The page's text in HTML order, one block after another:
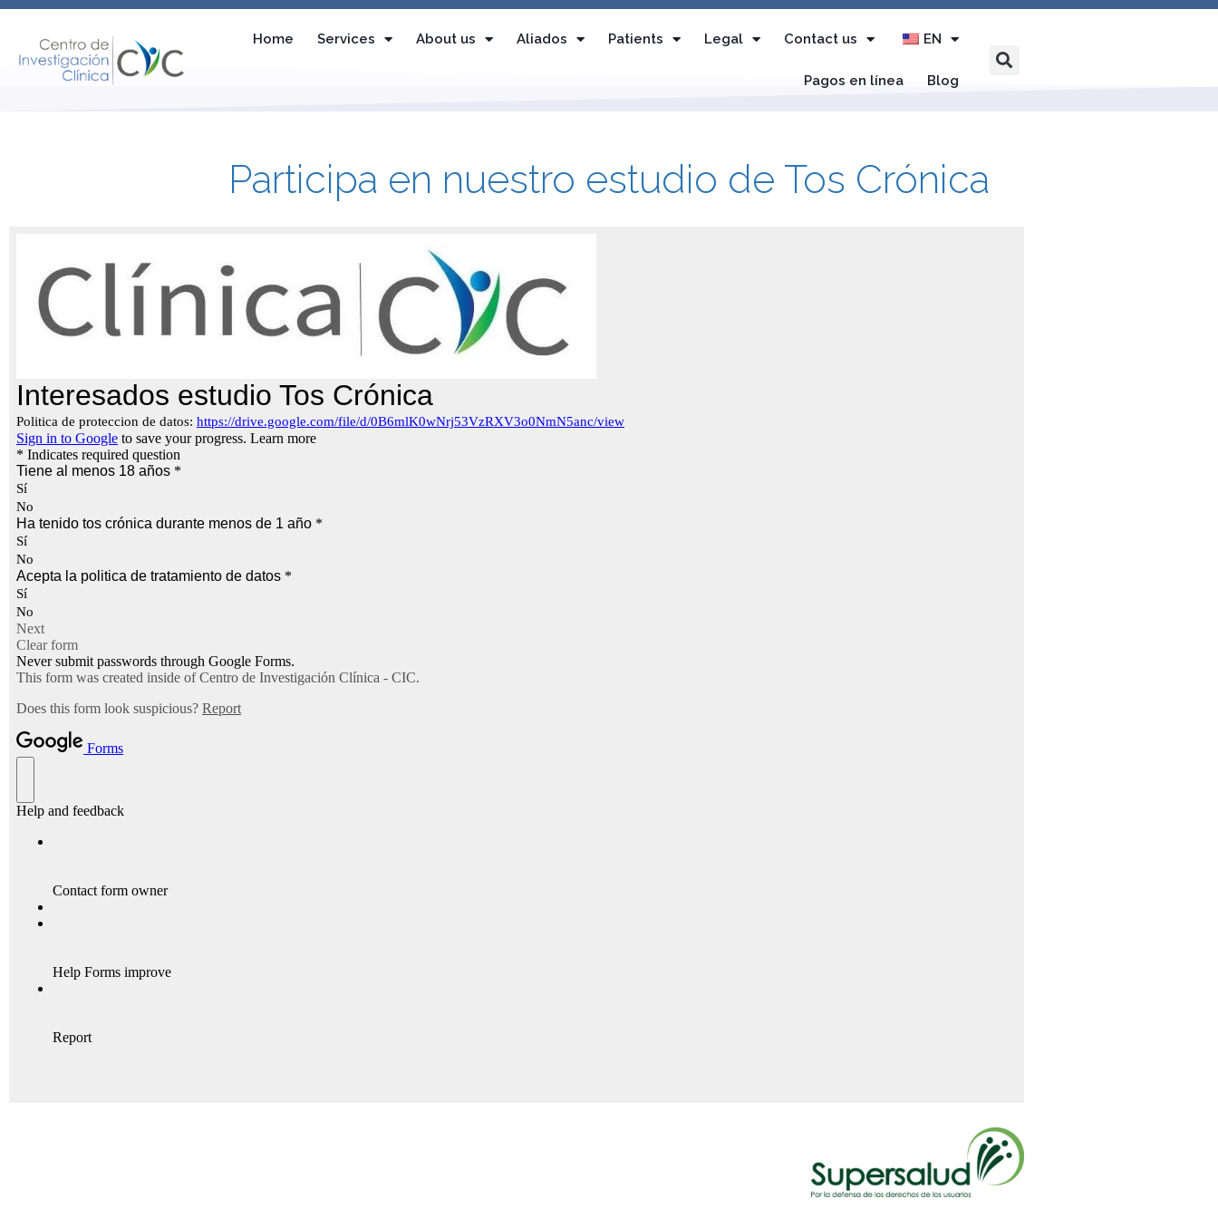
Home Services About us Aliados Patients Legal Contact us EN
Pagos en línea Blog
Participa en nuestro estudio de Tos Crónica